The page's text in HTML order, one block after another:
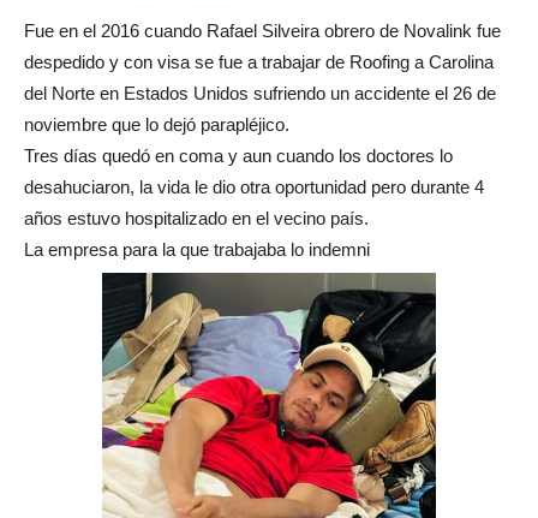
Fue en el 2016 cuando Rafael Silveira obrero de Novalink fue
despedido y con visa se fue a trabajar de Roofing a Carolina
del Norte en Estados Unidos sufriendo un accidente el 26 de
noviembre que lo dejó parapléjico.
Tres días quedó en coma y aun cuando los doctores lo
desahuciaron, la vida le dio otra oportunidad pero durante 4
años estuvo hospitalizado en el vecino país.
La empresa para la que trabajaba lo indemni